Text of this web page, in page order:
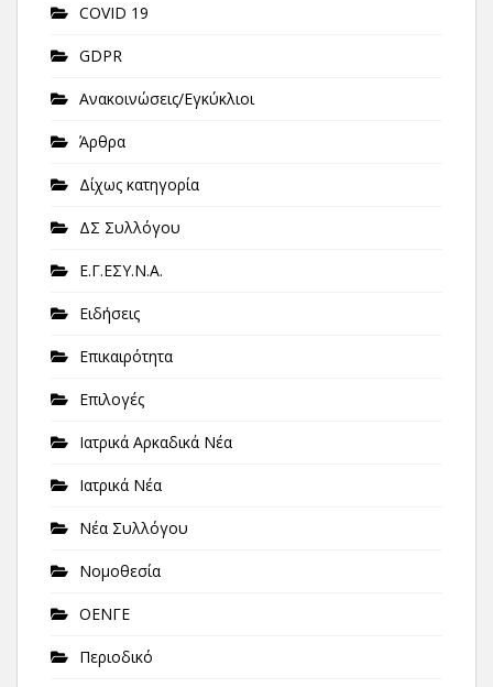
COVID 19
GDPR
Ανακοινώσεις/Εγκύκλιοι
Άρθρα
Δίχως κατηγορία
ΔΣ Συλλόγου
Ε.Γ.ΕΣΥ.Ν.Α.
Ειδήσεις
Επικαιρότητα
Επιλογές
Ιατρικά Αρκαδικά Νέα
Ιατρικά Νέα
Νέα Συλλόγου
Νομοθεσία
ΟΕΝΓΕ
Περιοδικό